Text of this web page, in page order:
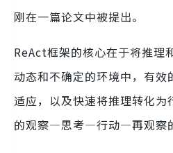
刚在一篇论文中被提出。
ReAct框架的核心在于将推理
动态和不确定的环境中，有效
适应，以及快速将推理转化为
的观察—思考—行动—再观察